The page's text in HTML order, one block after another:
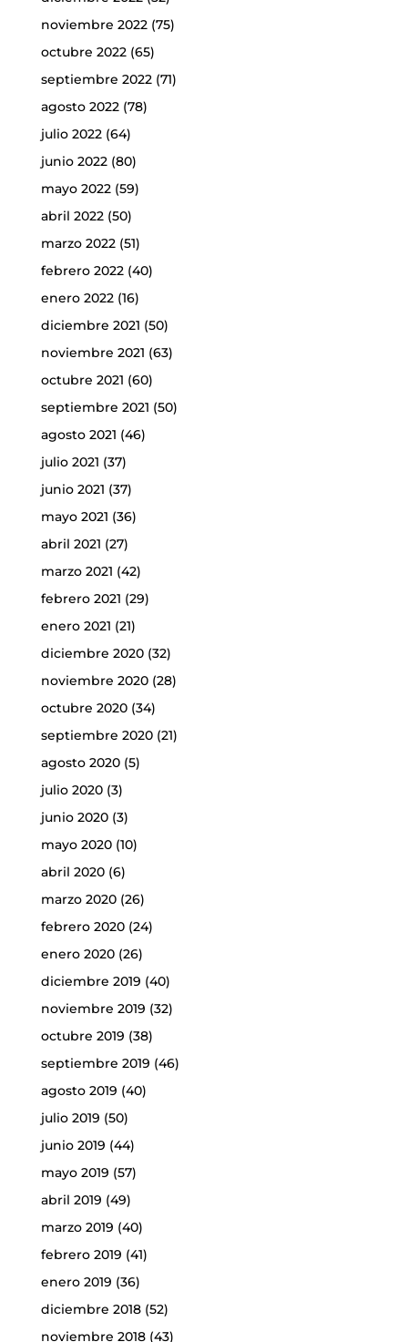
noviembre 2022(75)
octubre 2022(65)
septiembre 2022(71)
agosto 2022(78)
julio 2022(64)
junio 2022(80)
mayo 2022(59)
abril 2022(50)
marzo 2022(51)
febrero 2022(40)
enero 2022(16)
diciembre 2021 (50)
noviembre 2021 (63)
octubre 2021 (60)
septiembre 2021 (50)
agosto 2021 (46)
julio 2021 (37)
junio 2021 (37)
mayo 2021 (36)
abril 2021 (27)
marzo 2021 (42)
febrero 2021 (29)
enero 2021 (21)
diciembre 2020(32)
noviembre 2020(28)
octubre 2020(34)
septiembre 2020(21)
agosto 2020(5)
julio 2020(3)
junio 2020(3)
mayo 2020(10)
abril 2020(6)
marzo 2020(26)
febrero 2020(24)
enero 2020(26)
diciembre 2019 (40)
noviembre 2019 (32)
octubre 2019 (38)
septiembre 2019 (46)
agosto 2019 (40)
julio 2019 (50)
junio 2019 (44)
mayo 2019 (57)
abril 2019 (49)
marzo 2019 (40)
febrero 2019 (41)
enero 2019 (36)
diciembre 2018(52)
noviembre 2018(43)